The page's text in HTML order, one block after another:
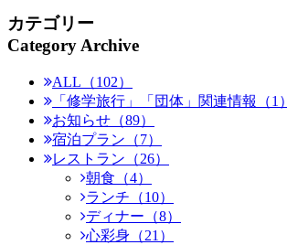
カテゴリー
Category Archive
ALL（102）
「修学旅行」「団体」関連情報（1）
お知らせ（89）
宿泊プラン（7）
レストラン（26）
朝食（4）
ランチ（10）
ディナー（8）
心彩身（21）